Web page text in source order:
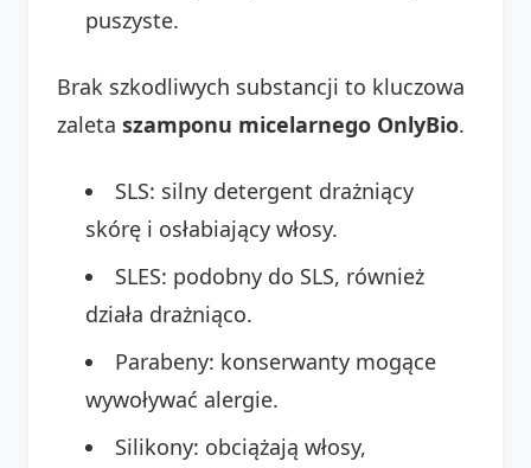
puszyste.
Brak szkodliwych substancji to kluczowa
zaleta szamponu micelarnego OnlyBio.
SLS: silny detergent drażniący
skórę i osłabiający włosy.
SLES: podobny do SLS, również
działa drażniąco.
Parabeny: konserwanty mogące
wywoływać alergie.
Silikony: obciążają włosy,